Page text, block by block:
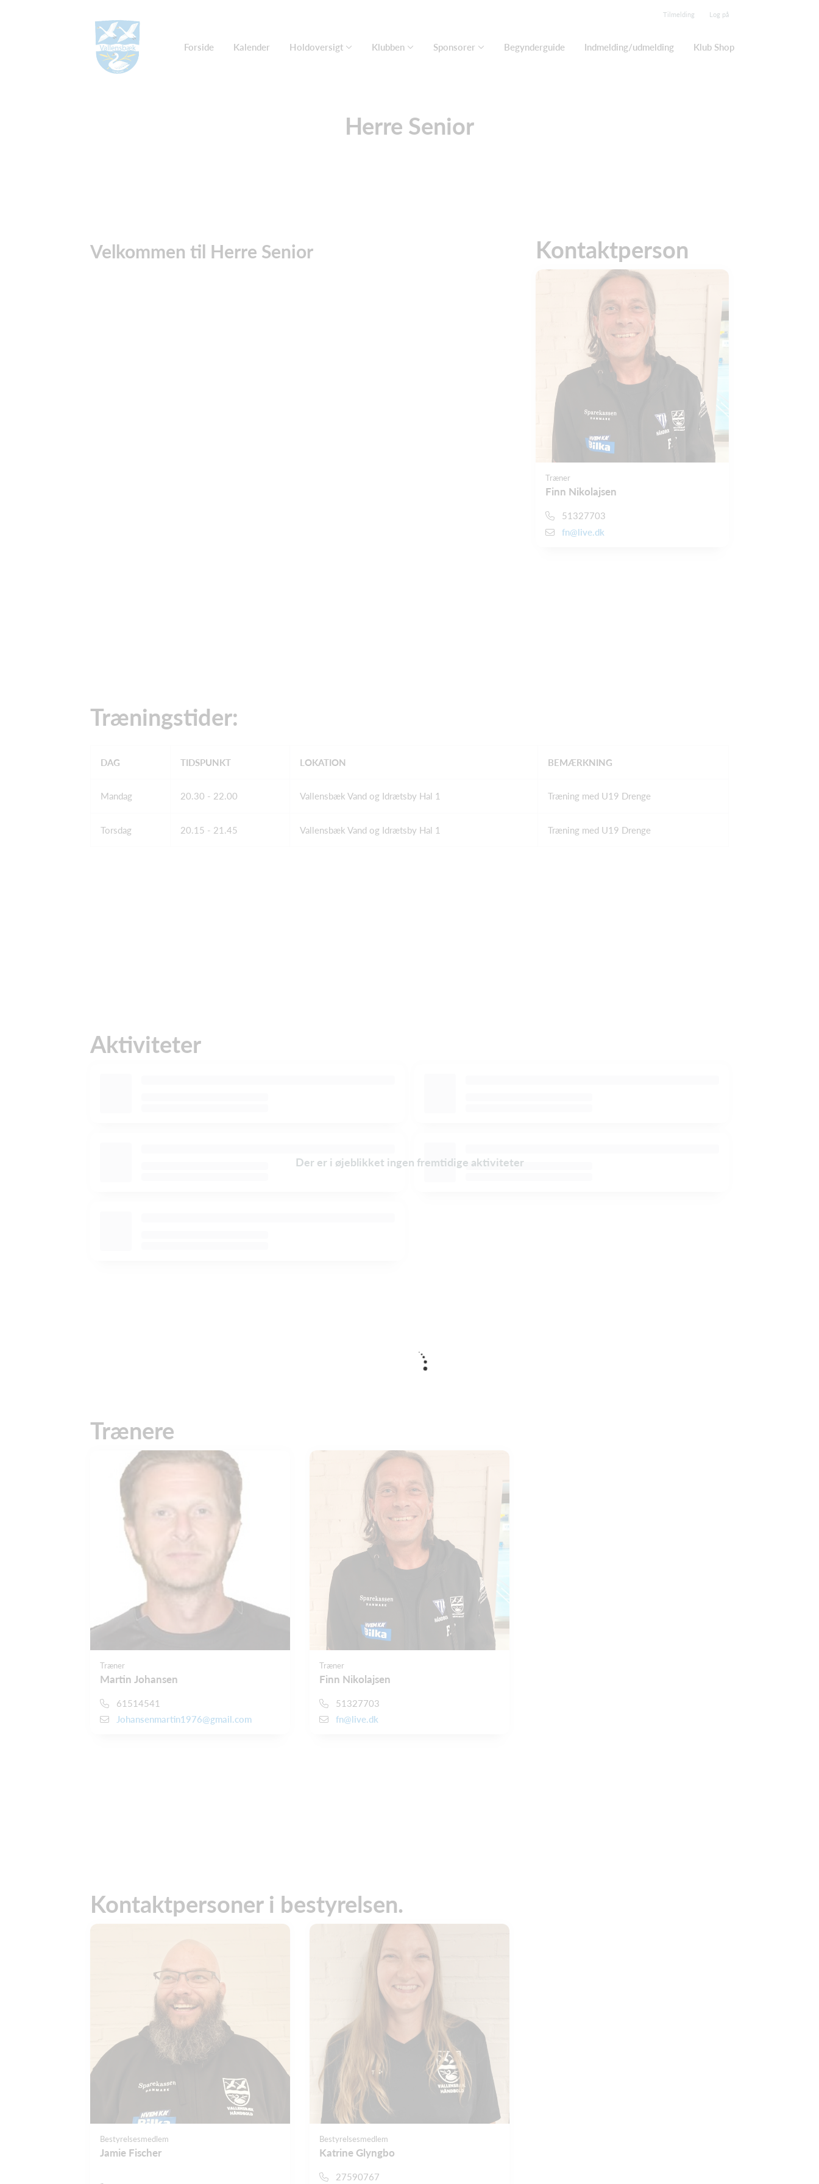
Tilmelding Log på
Forside Kalender Holdoversigt Klubben Sponsorer Begynderguide Indmelding/udmelding Klub Shop
Herre Senior
Velkommen til Herre Senior Kontaktperson
Træner
Finn Nikolajsen
51327703
fn@live.dk
Træningstider:
DAG TIDSPUNKT LOKATION BEMÆRKNING
Mandag 20.30 - 22.00 Vallensbæk Vand og Idrætsby Hal 1 Træning med U19 Drenge
Torsdag 20.15 - 21.45 Vallensbæk Vand og Idrætsby Hal 1 Træning med U19 Drenge
Aktiviteter
Der er i øjeblikket ingen fremtidige aktiviteter
Trænere
Træner
Martin Johansen
61514541
Johansenmartin1976@gmail.com
Træner
Finn Nikolajsen
51327703
fn@live.dk
Kontaktpersoner i bestyrelsen.
Bestyrelsesmedlem
Jamie Fischer
Bestyrelsesmedlem
Katrine Glyngbo
27590767